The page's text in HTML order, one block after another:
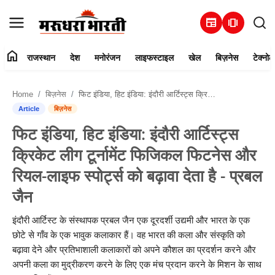
newspaper amp_stories
संपर्क करें
राजस्थान
देश
मनोरंजन
लाइफस्टाइल
खेल
home राजस्थान देश मनोरंजन लाइफस्टाइल खेल बिज़नेस
Home बिज़नेस फिट इंडिया, हिट इंडिया: इंदौरी आर्टिस्ट्स क्रिकेट लीग टूर्नामेंट फिजिकल फिटनेस और रियल-लाइफ स्पोर्ट्स को बढ़ावा देता है - प्रबल जैन
Article बिज़नेस
फिट इंडिया, हिट इंडिया: इंदौरी आर्टिस्ट्स
क्रिकेट लीग टूर्नामेंट फिजिकल फिटनेस और
रियल-लाइफ स्पोर्ट्स को बढ़ावा देता है - प्रबल
जैन
इंदौरी आर्टिस्ट के संस्थापक प्रबल जैन एक दूरदर्शी उद्यमी और भारत के एक
छोटे से गाँव के एक भावुक कलाकार हैं। वह भारत की कला और संस्कृति को
बढ़ावा देने और प्रतिभाशाली कलाकारों को अपने कौशल का प्रदर्शन करने और
अपनी कला का मुद्रीकरण करने के लिए एक मंच प्रदान करने के मिशन के साथ